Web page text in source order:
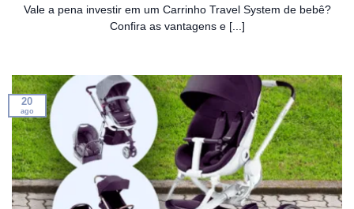
Vale a pena investir em um Carrinho Travel System de bebê?
Confira as vantagens e [...]
20
ago